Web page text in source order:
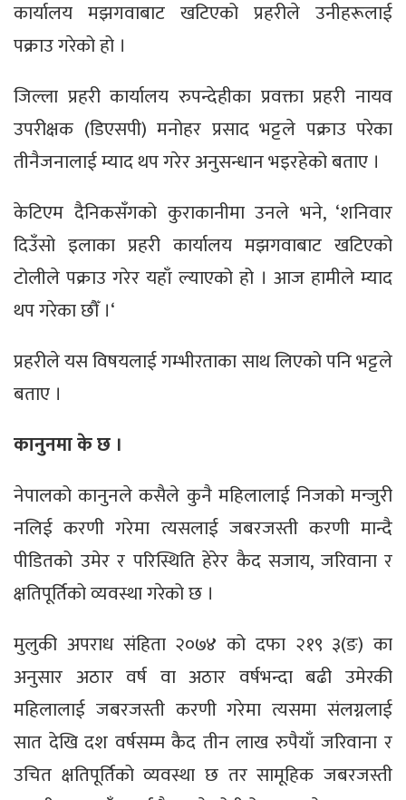
कार्यालय मझगवाबाट खटिएको प्रहरीले उनीहरूलाई
पक्राउ गरेको हो ।
जिल्ला प्रहरी कार्यालय रुपन्देहीका प्रवक्ता प्रहरी नायव
उपरीक्षक (डिएसपी) मनोहर प्रसाद भट्टले पक्राउ परेका
तीनैजनालाई म्याद थप गरेर अनुसन्धान भइरहेको बताए ।
केटिएम दैनिकसँगको कुराकानीमा उनले भने, ‘शनिवार
दिउँसो इलाका प्रहरी कार्यालय मझगवाबाट खटिएको
टोलीले पक्राउ गरेर यहाँ ल्याएको हो । आज हामीले म्याद
थप गरेका छौँ ।‘
प्रहरीले यस विषयलाई गम्भीरताका साथ लिएको पनि भट्टले
बताए ।
कानुनमा के छ ।
नेपालको कानुनले कसैले कुनै महिलालाई निजको मन्जुरी
नलिई करणी गरेमा त्यसलाई जबरजस्ती करणी मान्दै
पीडितको उमेर र परिस्थिति हेरेर कैद सजाय, जरिवाना र
क्षतिपूर्तिको व्यवस्था गरेको छ ।
मुलुकी अपराध संहिता २०७४ को दफा २१९ ३(ङ) का
अनुसार अठार वर्ष वा अठार वर्षभन्दा बढी उमेरकी
महिलालाई जबरजस्ती करणी गरेमा त्यसमा संलग्नलाई
सात देखि दश वर्षसम्म कैद तीन लाख रुपैयाँ जरिवाना र
उचित क्षतिपूर्तिको व्यवस्था छ तर सामूहिक जबरजस्ती